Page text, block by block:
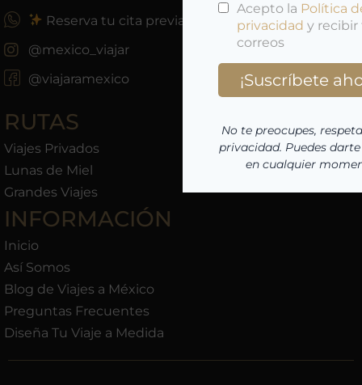
Reserva tu cita previa
@mexico_viajar
@viajaramexico
RUTAS
Viajes Privados
Lunas de Miel
Grandes Viajes
INFORMACIÓN
Inicio
Así Somos
Blog de Viajes a México
Preguntas Frecuentes
Diseña Tu Viaje a Medida